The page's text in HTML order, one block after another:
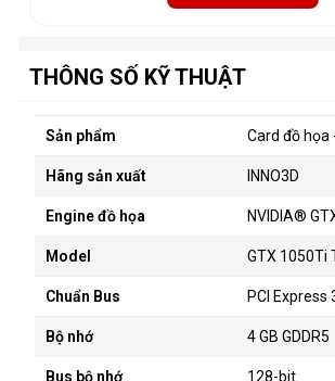
THÔNG SỐ KỸ THUẬT
Sản phẩm Card đồ họa
Hãng sản xuất INNO3D
Engine đồ họa NVIDIA®
Model GTX 1050Ti
Chuẩn Bus PCI Express
Bộ nhớ 4 GB GDDR5
Bus bộ nhớ 128-bit